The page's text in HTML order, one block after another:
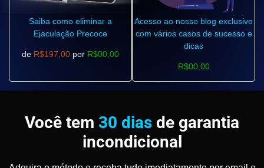
Saiba como eliminar a
Ejaculação Precoce
de R$197,00 por R$00,00
Acesso ao nosso blog exclusivo
com vários casos de sucesso e
dicas
R$00,00
Você tem 30 dias de garantia
incondicional